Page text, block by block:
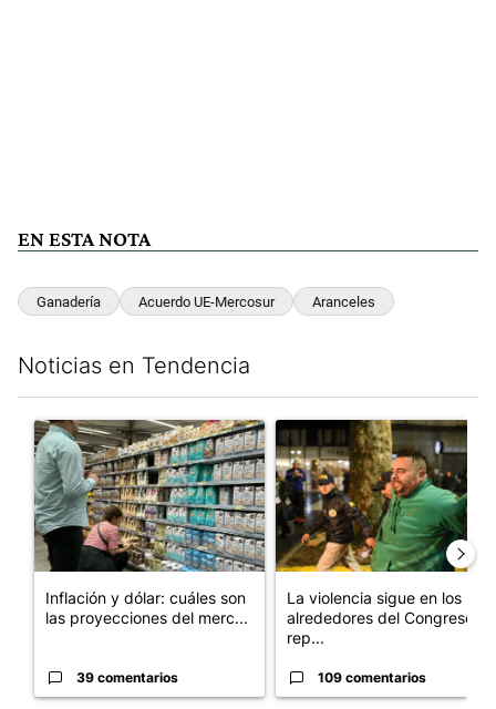
EN ESTA NOTA
Ganadería Acuerdo UE-Mercosur Aranceles
Noticias en Tendencia
Un artículo de tendencia con el título "Inflación y dólar: cuáles
Inflación y dólar: cuáles son
las proyecciones del merc...
39 comentarios
Un artículo de tendencia con
La violencia sigue en los
alrededores del Congreso:
rep...
109 comentarios